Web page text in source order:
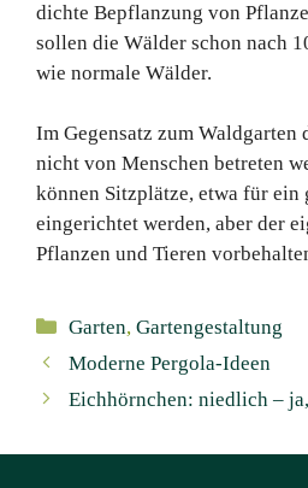
dichte Bepflanzung von
sollen die Wälder schon nach
wie normale Wälder.
Im Gegensatz zum Waldgarten
nicht von Menschen betreten
können Sitzplätze, etwa für ein
eingerichtet werden, aber der
Pflanzen und Tieren
Kategorien
Garten,Gartengestaltung
Moderne Pergola-Ideen
Eichhörnchen: niedlich –